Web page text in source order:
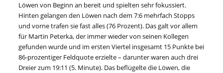
Löwen von Beginn an bereit und spielten sehr fokussiert.
Hinten gelangen den Löwen nach dem 7:6 mehrfach Stopps
und vorne trafen sie fast alles (76 Prozent). Das galt vor allem
für Martin Peterka, der immer wieder von seinen Kollegen
gefunden wurde und im ersten Viertel insgesamt 15 Punkte bei
86-prozentiger Feldquote erzielte – darunter waren auch drei
Dreier zum 19:11 (5. Minute). Das beflügelte die Löwen, die